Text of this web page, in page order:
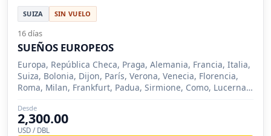
SUIZA SIN VUELO
16 días
SUEÑOS EUROPEOS
Europa, República Checa, Praga, Alemania, Francia, Italia,
Suiza, Bolonia, Dijon, París, Verona, Venecia, Florencia,
Roma, Milan, Frankfurt, Padua, Sirmione, Como, Lucerna,
Desde
2,300.00
USD / DBL